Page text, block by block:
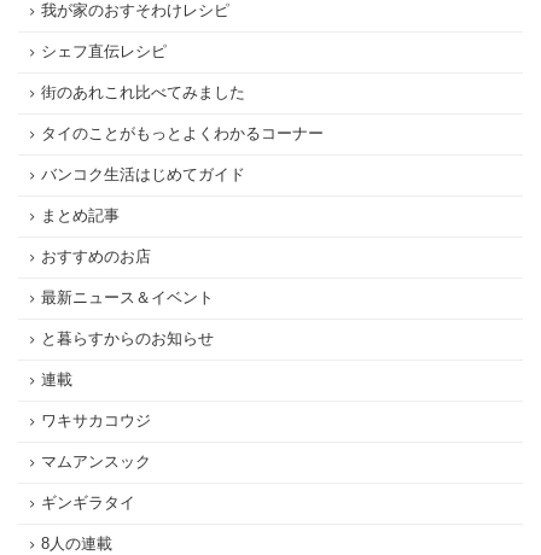
我が家のおすそわけレシピ
シェフ直伝レシピ
街のあれこれ比べてみました
タイのことがもっとよくわかるコーナー
バンコク生活はじめてガイド
まとめ記事
おすすめのお店
最新ニュース＆イベント
と暮らすからのお知らせ
連載
ワキサカコウジ
マムアンスック
ギンギラタイ
8人の連載